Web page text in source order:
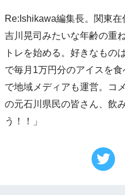
Re:Ishikawa編集長。関東在
吉川晃司みたいな年齢の重
トレを始める。好きなもの
で毎月1万円分のアイスを
で地域メディアも運営。コ
の元石川県民の皆さん、飲
う！！」